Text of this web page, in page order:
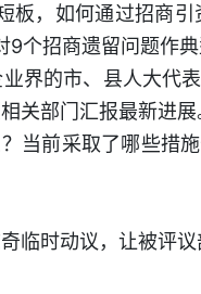
，如何通过招商
个招商遗留问题作典
界的市、县人大代
关部门汇报最新进展
当前采取了哪些措
临时动议，让被评议